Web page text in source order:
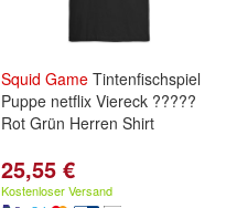
Squid Game Tintenfischspiel
Puppe netflix Viereck ?????
Rot Grün Herren Shirt
25,55 €
Kostenloser Versand